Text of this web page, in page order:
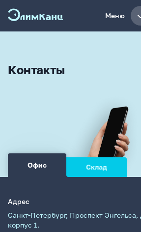
Меню
Контакты
Меню
Офис Склад
Адрес
Санкт-Петербург, Проспект Энгельса,
корпус 1.